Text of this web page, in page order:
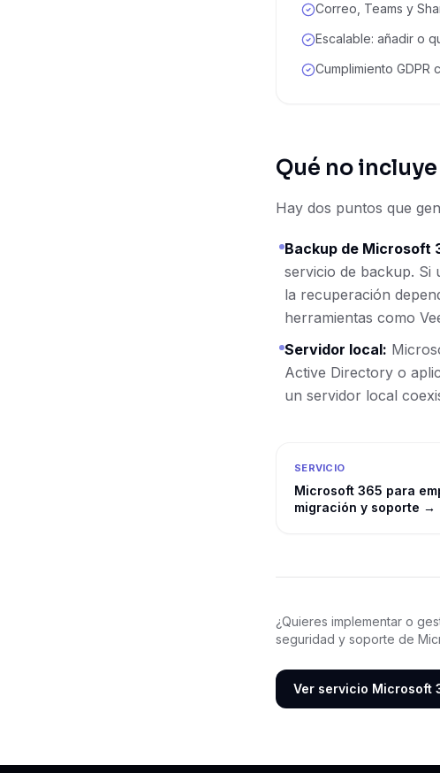
Correo, Teams y
Escalable: añadir o
Cumplimiento
Qué no
Hay dos puntos que
Backup de Microsoft
servicio de backup. Si
la recuperación
herramientas como
Servidor local:
Active Directory o
un servidor local
SERVICIO
Microsoft 365 para
migración y soporte →
¿Quieres implementar o
seguridad y soporte de
Ver servicio Microsoft